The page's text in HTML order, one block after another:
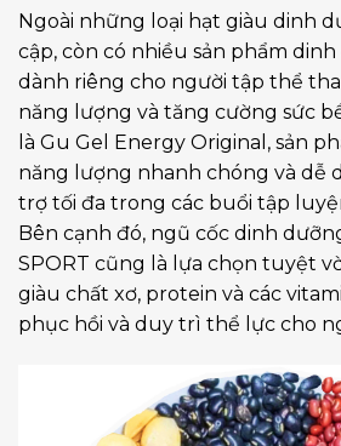
Ngoài những loại hạt giàu dinh
cập, còn có nhiều sản phẩm
dành riêng cho người tập thể
năng lượng và tăng cường sức
là Gu Gel Energy Original, sản
năng lượng nhanh chóng và dễ
trợ tối đa trong các buổi tập
Bên cạnh đó, ngũ cốc dinh
SPORT cũng là lựa chọn tuyệt
giàu chất xơ, protein và các
phục hồi và duy trì thể lực cho